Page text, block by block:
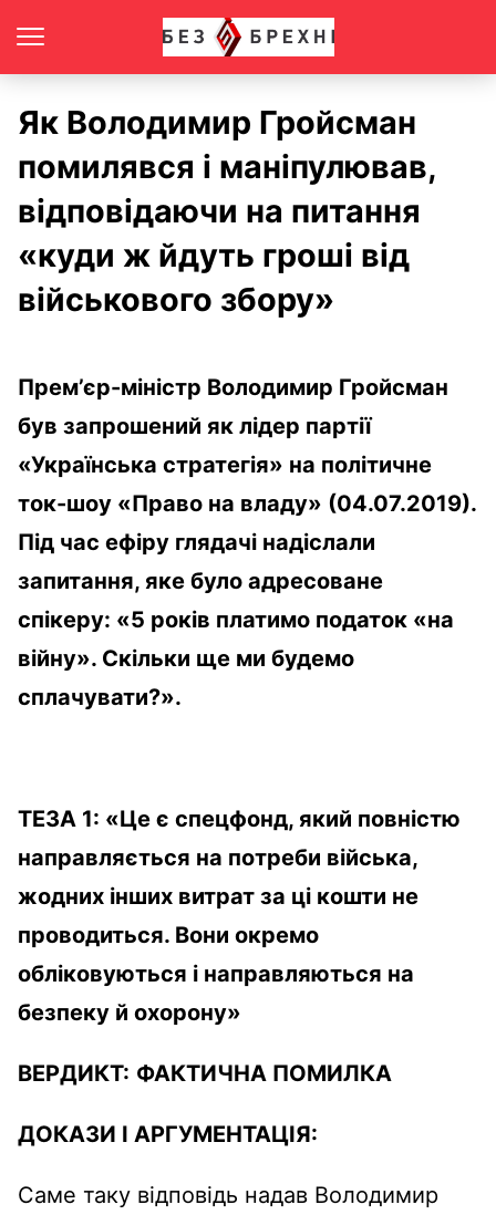
Як Володимир Гройсман
помилявся і маніпулював,
відповідаючи на питання
«куди ж йдуть гроші від
військового збору»
Прем’єр-міністр Володимир Гройсман
був запрошений як лідер партії
«Українська стратегія» на політичне
ток-шоу «Право на владу» (04.07.2019).
Під час ефіру глядачі надіслали
запитання, яке було адресоване
спікеру: «5 років платимо податок «на
війну». Скільки ще ми будемо
сплачувати?».
ТЕЗА 1: «Це є спецфонд, який повністю
направляється на потреби війська,
жодних інших витрат за ці кошти не
проводиться. Вони окремо
обліковуються і направляються на
безпеку й охорону»
ВЕРДИКТ: ФАКТИЧНА ПОМИЛКА
ДОКАЗИ І АРГУМЕНТАЦІЯ:
Саме таку відповідь надав Володимир